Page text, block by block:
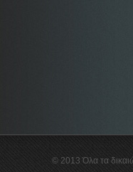
© 2013 Όλα τα